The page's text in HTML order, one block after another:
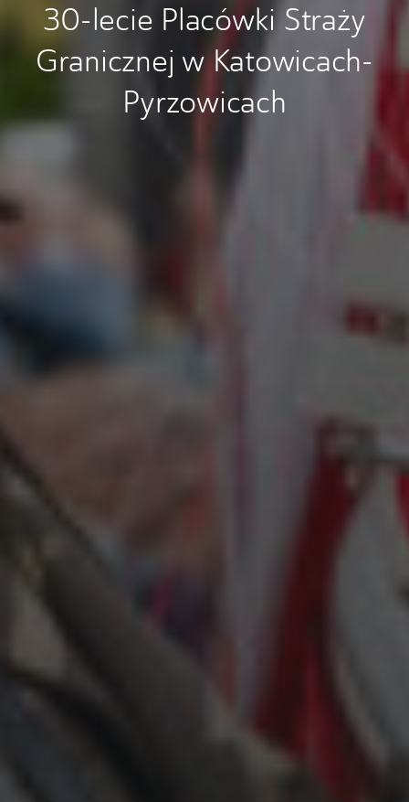
30-lecie Placówki Straży
Granicznej w Katowicach-
Pyrzowicach